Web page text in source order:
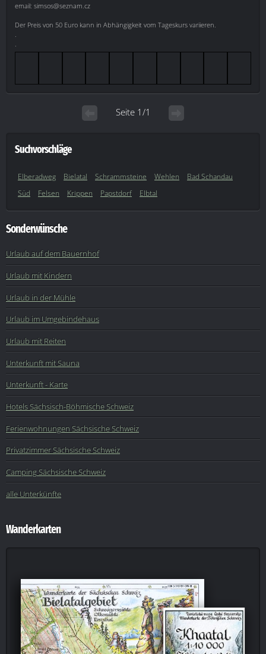
email: simsos@seznam.cz
Der Preis von 50 Euro kann in Abhängigkeit vom Tageskurs variieren.
Seite 1/1
Suchvorschläge
Elberadweg Bielatal Schrammsteine Wehlen
Bad Schandau
Süd
Felsen Krippen Papstdorf Elbtal
Sonderwünsche
Urlaub auf dem Bauernhof
Urlaub mit Kindern
Urlaub in der Mühle
Urlaub im Umgebindehaus
Urlaub mit Reiten
Unterkunft mit Sauna
Unterkunft - Karte
Hotels Sächsisch-Böhmische Schweiz
Ferienwohnungen Sächsische Schweiz
Privatzimmer Sächsische Schweiz
Camping Sächsische Schweiz
alle Unterkünfte
Wanderkarten